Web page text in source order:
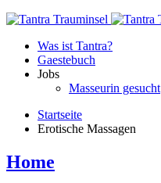
Was ist Tantra?
Gaestebuch
Jobs
Masseurin gesucht
Startseite
Erotische Massagen
Home